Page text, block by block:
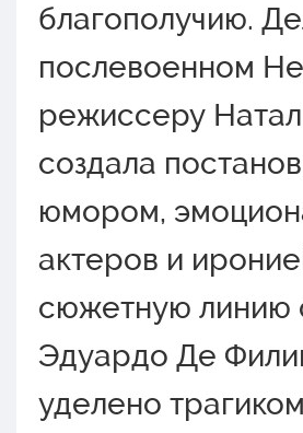
благополучию.
послевоенном
режиссеру
создала
юмором,
актеров и
сюжетную линию
Эдуардо Де
уделено